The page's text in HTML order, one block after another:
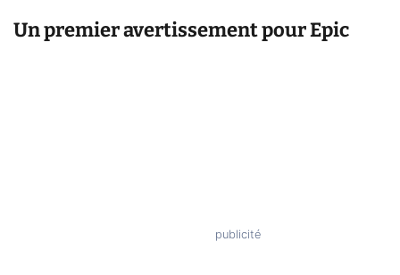
Un premier avertissement pour Epic